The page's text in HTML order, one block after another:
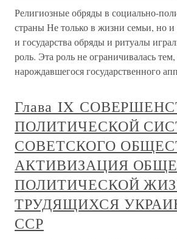
Религиозные обряды в социально-
страны Не только в жизни семьи, но
и государства обряды и ритуалы
роль. Эта роль не ограничивалась
нарождавшегося государственного
Глава IX
ПОЛИТИЧЕСКОЙ
СОВЕТСКОГО
АКТИВИЗАЦИЯ
ПОЛИТИЧЕСКОЙ
ТРУДЯЩИХСЯ
ССР